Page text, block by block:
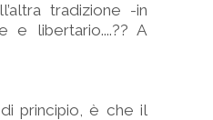
tradizione -in
e libertario....?? A
principio, è che il